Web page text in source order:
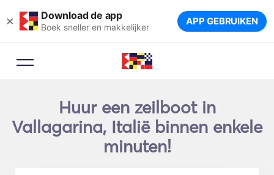
× Download de app
Boek sneller en makkelijker APP GEBRUIKEN
Huur een zeilboot in
Vallagarina, Italië binnen enkele
minuten!